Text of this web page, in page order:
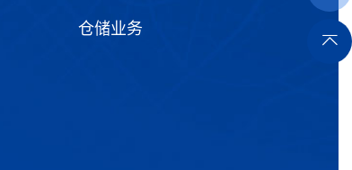
仓储业务